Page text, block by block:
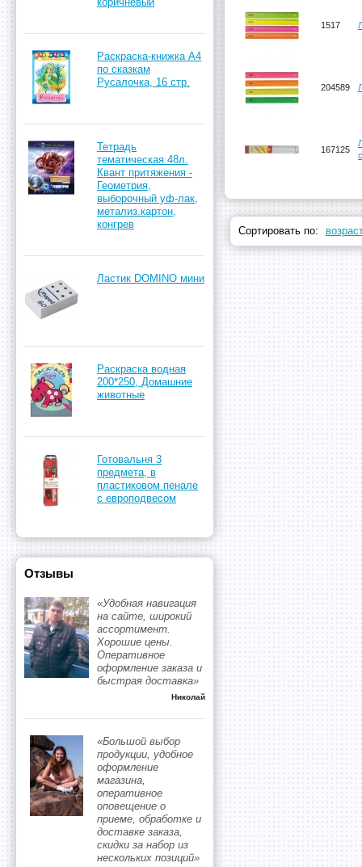
1517
204589
167125
Сортировать по:
Раскраска-книжка А4
по сказкам
Русалочка, 16 стр.
Тетрадь
тематическая 48л.
Квант притяжения -
Геометрия,
выборочный уф-лак,
метализ.картон,
конгрев
Ластик DOMINO мини
Раскраска водная
200*250, Домашние
животные
Готовальня 3
предмета, в
пластиковом пенале
с европодвесом
Отзывы
«Удобная навигация
на сайте, широкий
ассортимент.
Хорошие цены.
Оперативное
оформление заказа и
быстрая доставка»
Николай
«Большой выбор
продукции, удобное
оформление
магазина,
оперативное
оповещение о
приеме, обработке и
доставке заказа,
скидки за набор из
нескольких позиций»